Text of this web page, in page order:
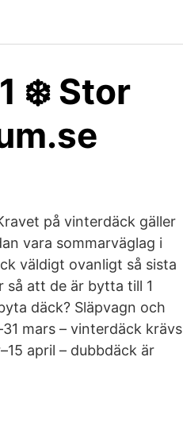
❄️ Stor
på vinterdäck gäller
vara sommarväglag i
väldigt ovanligt så sista
att de är bytta till 1
däck? Släpvagn och
mars – vinterdäck krävs
april – dubbdäck är